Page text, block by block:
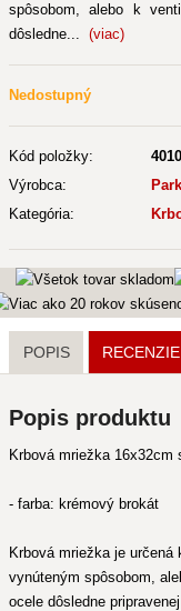
spôsobom, alebo k
dôsledne... (viac)
Nedostupný
Kód položky:
Výrobca:
Kategória:
POPIS RECENZIE
Popis produktu
Krbová mriežka 16x32cm
- farba: krémový brokát
Krbová mriežka je
vynúteným spôsobom,
ocele dôsledne